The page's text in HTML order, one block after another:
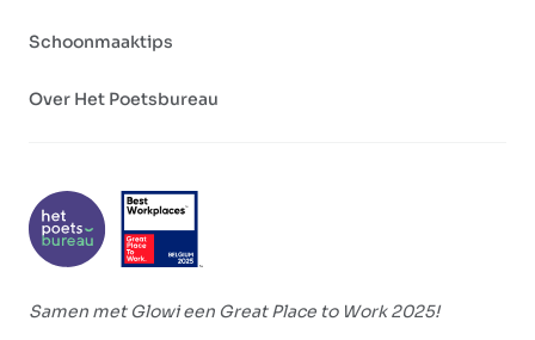
Samen met Glowi een Great Place to Work 2025!
Schoonmaaktips
Over Het Poetsbureau